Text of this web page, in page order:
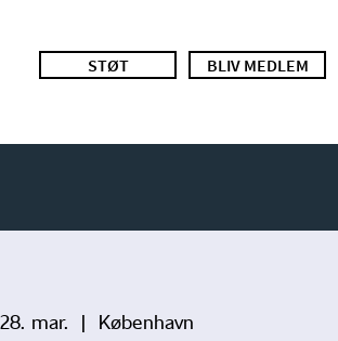
BLIV MEDLEM
STØT
mar.
  |
København